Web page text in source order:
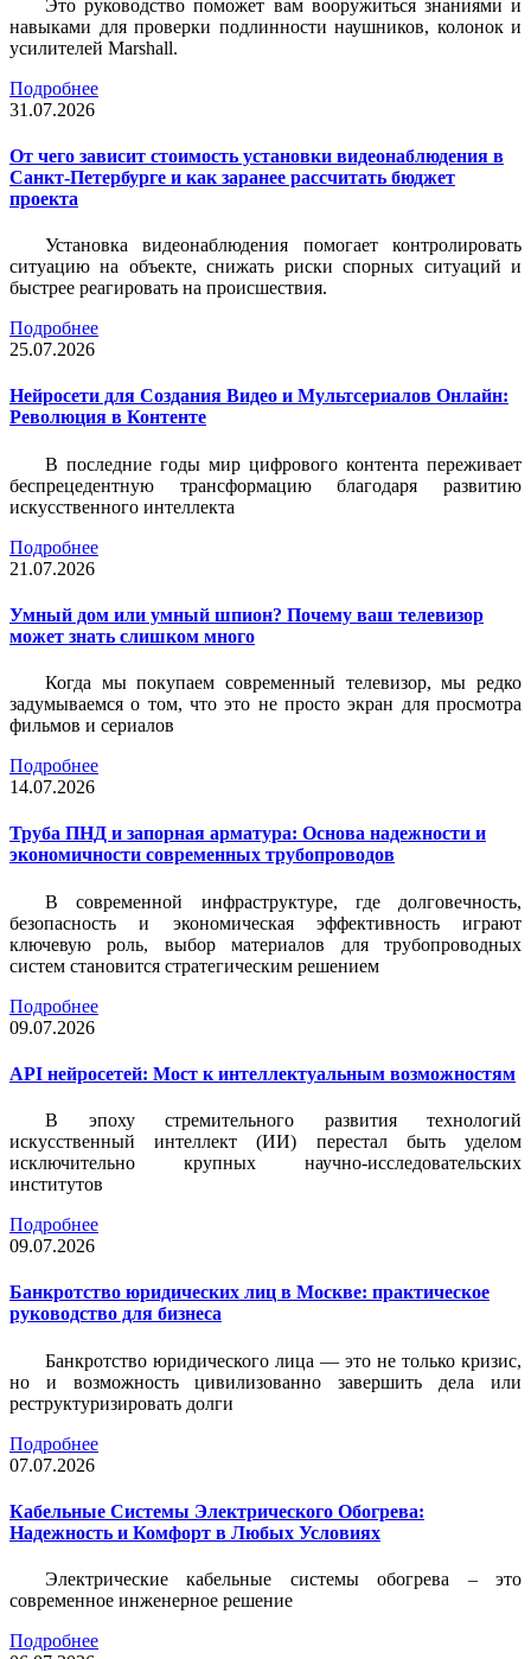
Это руководство поможет вам вооружиться знаниями и
навыками для проверки подлинности наушников, колонок и
усилителей Marshall.
Подробнее
31.07.2026
От чего зависит стоимость установки видеонаблюдения в
Санкт-Петербурге и как заранее рассчитать бюджет
проекта
Установка видеонаблюдения помогает контролировать
ситуацию на объекте, снижать риски спорных ситуаций и
быстрее реагировать на происшествия.
Подробнее
25.07.2026
Нейросети для Создания Видео и Мультсериалов Онлайн:
Революция в Контенте
В последние годы мир цифрового контента переживает
беспрецедентную трансформацию благодаря развитию
искусственного интеллекта
Подробнее
21.07.2026
Умный дом или умный шпион? Почему ваш телевизор
может знать слишком много
Когда мы покупаем современный телевизор, мы редко
задумываемся о том, что это не просто экран для просмотра
фильмов и сериалов
Подробнее
14.07.2026
Труба ПНД и запорная арматура: Основа надежности и
экономичности современных трубопроводов
В современной инфраструктуре, где долговечность,
безопасность и экономическая эффективность играют
ключевую роль, выбор материалов для трубопроводных
систем становится стратегическим решением
Подробнее
09.07.2026
API нейросетей: Мост к интеллектуальным возможностям
В эпоху стремительного развития технологий
искусственный интеллект (ИИ) перестал быть уделом
исключительно крупных научно-исследовательских
институтов
Подробнее
09.07.2026
Банкротство юридических лиц в Москве: практическое
руководство для бизнеса
Банкротство юридического лица — это не только кризис,
но и возможность цивилизованно завершить дела или
реструктуризировать долги
Подробнее
07.07.2026
Кабельные Системы Электрического Обогрева:
Надежность и Комфорт в Любых Условиях
Электрические кабельные системы обогрева – это
современное инженерное решение
Подробнее